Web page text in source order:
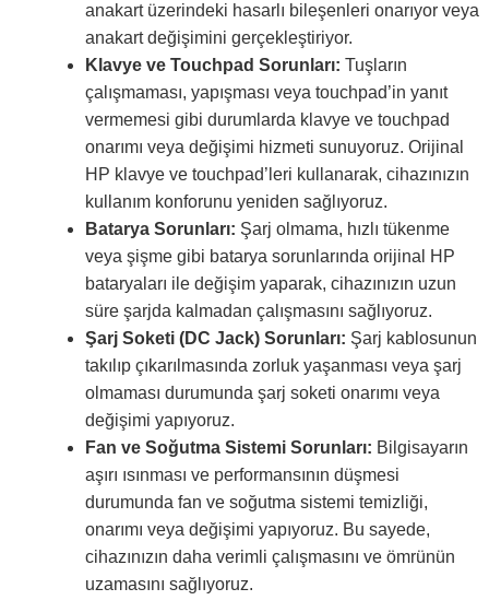
anakart üzerindeki hasarlı bileşenleri onarıyor veya
anakart değişimini gerçekleştiriyor.
Klavye ve Touchpad Sorunları: Tuşların
çalışmaması, yapışması veya touchpad’in yanıt
vermemesi gibi durumlarda klavye ve touchpad
onarımı veya değişimi hizmeti sunuyoruz. Orijinal
HP klavye ve touchpad’leri kullanarak, cihazınızın
kullanım konforunu yeniden sağlıyoruz.
Batarya Sorunları: Şarj olmama, hızlı tükenme
veya şişme gibi batarya sorunlarında orijinal HP
bataryaları ile değişim yaparak, cihazınızın uzun
süre şarjda kalmadan çalışmasını sağlıyoruz.
Şarj Soketi (DC Jack) Sorunları: Şarj kablosunun
takılıp çıkarılmasında zorluk yaşanması veya şarj
olmaması durumunda şarj soketi onarımı veya
değişimi yapıyoruz.
Fan ve Soğutma Sistemi Sorunları: Bilgisayarın
aşırı ısınması ve performansının düşmesi
durumunda fan ve soğutma sistemi temizliği,
onarımı veya değişimi yapıyoruz. Bu sayede,
cihazınızın daha verimli çalışmasını ve ömrünün
uzamasını sağlıyoruz.